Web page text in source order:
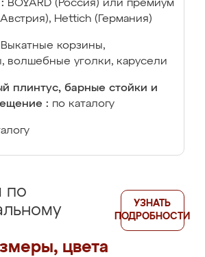
BOYARD (Россия) или премиум
Hettich (Германия)
Выкатные корзины,
волшебные уголки, карусели
плинтус, барные стойки и
: по каталогу
по
цвета
УЗНАТЬ
ПОДРОБНОСТИ